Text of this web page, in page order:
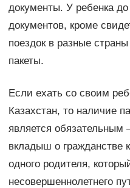
документы. У ребенка
документов, кроме
поездок в разные
пакеты.
Если ехать со своим
Казахстан, то наличие
является обязательным
вкладыш о гражданстве
одного родителя,
несовершеннолетнего